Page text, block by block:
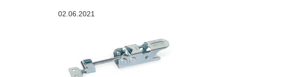
02.06.2021